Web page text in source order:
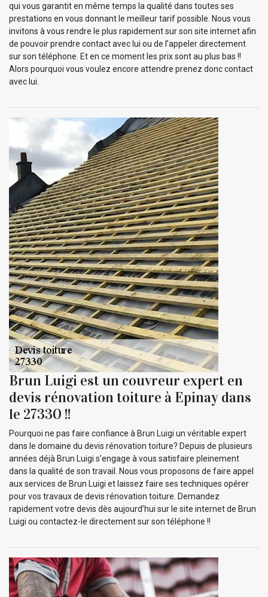
qui vous garantit en même temps la qualité dans toutes ses
prestations en vous donnant le meilleur tarif possible. Nous vous
invitons à vous rendre le plus rapidement sur son site internet afin
de pouvoir prendre contact avec lui ou de l’appeler directement
sur son téléphone. Et en ce moment les prix sont au plus bas !!
Alors pourquoi vous voulez encore attendre prenez donc contact
avec lui.
Brun Luigi est un couvreur expert en
devis rénovation toiture à Epinay dans
le 27330 !!
Pourquoi ne pas faire confiance à Brun Luigi un véritable expert
dans le domaine du devis rénovation toiture? Depuis de plusieurs
années déjà Brun Luigi s’engage à vous satisfaire pleinement
dans la qualité de son travail. Nous vous proposons de faire appel
aux services de Brun Luigi et laissez faire ses techniques opérer
pour vos travaux de devis rénovation toiture. Demandez
rapidement votre devis dès aujourd’hui sur le site internet de Brun
Luigi ou contactez-le directement sur son téléphone !!